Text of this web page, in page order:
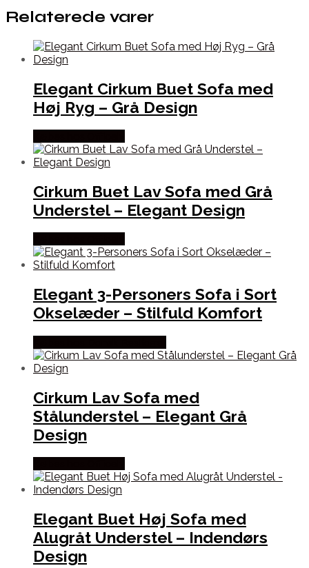
Relaterede varer
Elegant Cirkum Buet Sofa med
Høj Ryg – Grå Design
Cirkum Buet Lav Sofa med Grå
Understel – Elegant Design
Elegant 3-Personers Sofa i Sort
Okselæder – Stilfuld Komfort
Cirkum Lav Sofa med
Stålunderstel – Elegant Grå
Design
Elegant Buet Høj Sofa med
Alugråt Understel – Indendørs
Design